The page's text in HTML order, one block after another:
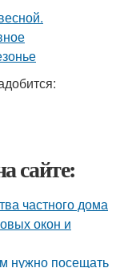
сайте:
частного дома
окон и
нужно посещать